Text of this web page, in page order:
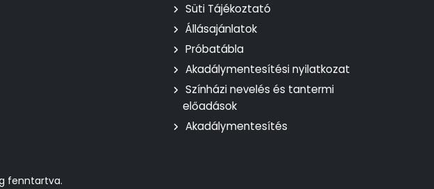
Süti Tájékoztató
Állásajánlatok
Próbatábla
Akadálymentesítési nyilatkozat
Színházi nevelés és tantermi
előadások
Akadálymentesítés
fenntartva.